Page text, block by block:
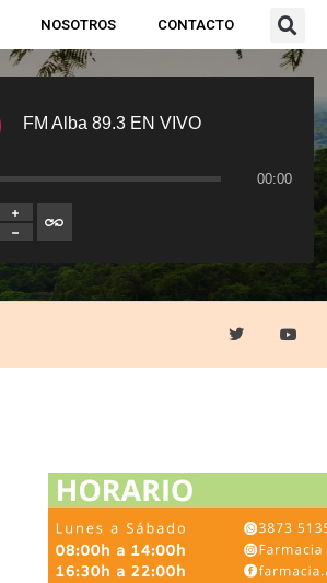
NOSOTROS CONTACTO
FM Alba 89.3 EN VIVO
00:00